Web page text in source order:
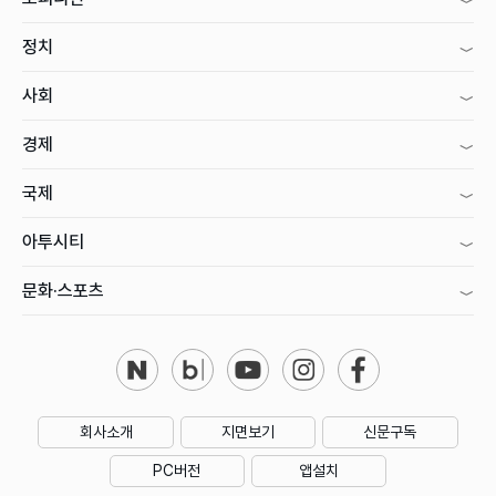
정치
사회
경제
국제
아투시티
문화·스포츠
회사소개 지면보기 신문구독
PC버전 앱설치